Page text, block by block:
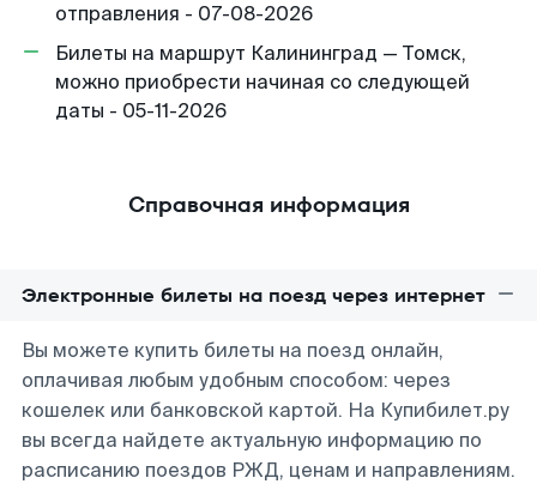
отправления - 07-08-2026
Билеты на маршрут Калининград — Томск,
можно приобрести начиная со следующей
даты - 05-11-2026
Справочная информация
Электронные билеты на поезд через интернет
Вы можете купить билеты на поезд онлайн,
оплачивая любым удобным способом: через
кошелек или банковской картой. На Купибилет.ру
вы всегда найдете актуальную информацию по
расписанию поездов РЖД, ценам и направлениям.